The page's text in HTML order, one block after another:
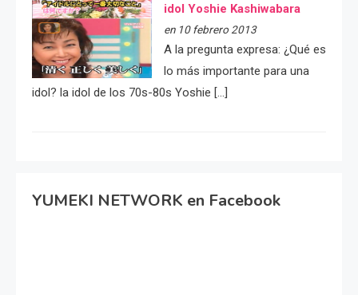
idol Yoshie Kashiwabara
en 10 febrero 2013
A la pregunta expresa: ¿Qué es
lo más importante para una
idol? la idol de los 70s-80s Yoshie […]
YUMEKI NETWORK en Facebook